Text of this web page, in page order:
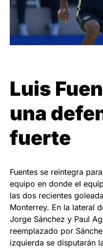
Luis
una
fuerte
Fuentes se reintegra
equipo en donde el
las dos recientes
Monterrey. En la lateral
Jorge Sánchez y Paul
reemplazado por
izquierda se disputarán